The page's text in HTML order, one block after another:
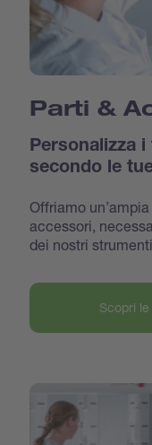
Parti &
Personalizza
secondo le
Offriamo
accessori,
dei nostri
Scopri